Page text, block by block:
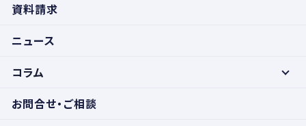
資料請求
ニュース
コラム
お問合せ・ご相談